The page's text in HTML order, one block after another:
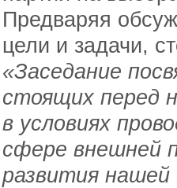
Предваряя
цели и задачи,
«Заседание
стоящих перед
в условиях
сфере внешней
развития